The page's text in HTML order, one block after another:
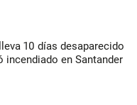
10 días desaparecido
incendiado en Santander